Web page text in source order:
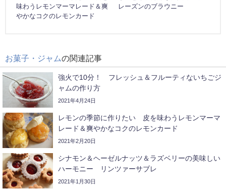
味わうレモンマーマレード＆爽
やかなコクのレモンカード
レーズンのブラウニー
お菓子・ジャムの関連記事
強火で10分！ フレッシュ＆フルーティないちごジ
ャムの作り方
2021年4月24日
レモンの季節に作りたい 皮を味わうレモンマーマ
レード＆爽やかなコクのレモンカード
2021年2月20日
シナモン＆ヘーゼルナッツ＆ラズベリーの美味しい
ハーモニー リンツァーサブレ
2021年1月30日